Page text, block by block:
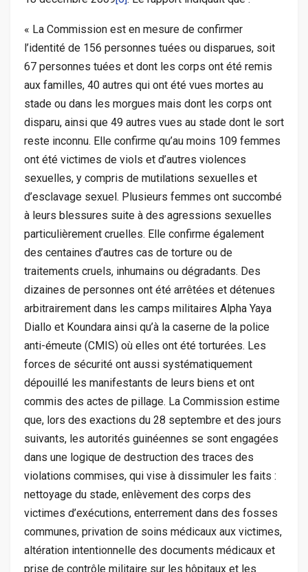
« La Commission est en mesure de confirmer
l’identité de 156 personnes tuées ou disparues, soit
67 personnes tuées et dont les corps ont été remis
aux familles, 40 autres qui ont été vues mortes au
stade ou dans les morgues mais dont les corps ont
disparu, ainsi que 49 autres vues au stade dont le sort
reste inconnu. Elle confirme qu’au moins 109 femmes
ont été victimes de viols et d’autres violences
sexuelles, y compris de mutilations sexuelles et
d’esclavage sexuel. Plusieurs femmes ont succombé
à leurs blessures suite à des agressions sexuelles
particulièrement cruelles. Elle confirme également
des centaines d’autres cas de torture ou de
traitements cruels, inhumains ou dégradants. Des
dizaines de personnes ont été arrêtées et détenues
arbitrairement dans les camps militaires Alpha Yaya
Diallo et Koundara ainsi qu’à la caserne de la police
anti-émeute (CMIS) où elles ont été torturées. Les
forces de sécurité ont aussi systématiquement
dépouillé les manifestants de leurs biens et ont
commis des actes de pillage. La Commission estime
que, lors des exactions du 28 septembre et des jours
suivants, les autorités guinéennes se sont engagées
dans une logique de destruction des traces des
violations commises, qui vise à dissimuler les faits :
nettoyage du stade, enlèvement des corps des
victimes d’exécutions, enterrement dans des fosses
communes, privation de soins médicaux aux victimes,
altération intentionnelle des documents médicaux et
prise de contrôle militaire sur les hôpitaux et les